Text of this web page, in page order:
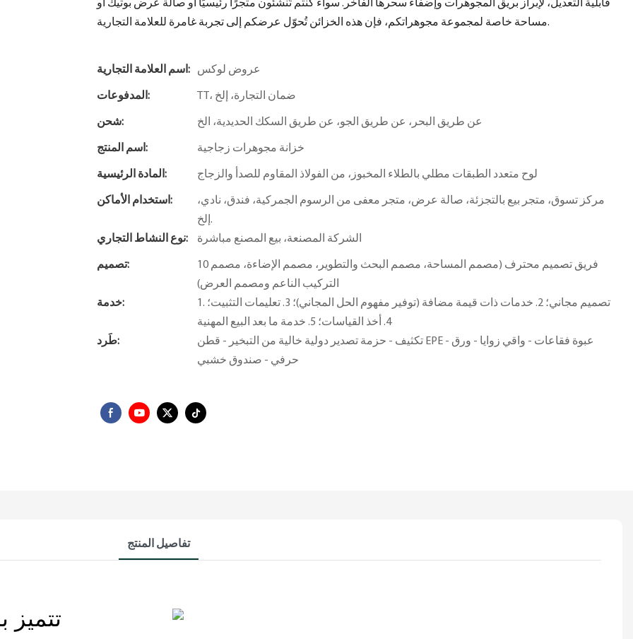
قابلية التعديل، لإبراز بريق المجوهرات وإضفاء سحرها الفاخر. سواءً كنتم تُنشئون متجرًا رئيسيًا أو صالة عرض بوتيك أو
مساحة خاصة لمجموعة مجوهراتكم، فإن هذه الخزائن تُحوّل عرضكم إلى تجربة غامرة للعلامة التجارية.
اسم العلامة التجارية: عروض لوكس
المدفوعات: TT، ضمان التجارة، إلخ
شحن: عن طريق البحر، عن طريق الجو، عن طريق السكك الحديدية، الخ
اسم المنتج: خزانة مجوهرات زجاجية
المادة الرئيسية: لوح متعدد الطبقات مطلي بالطلاء المخبوز، من الفولاذ المقاوم للصدأ والزجاج
استخدام الأماكن:
مركز تسوق، متجر بيع بالتجزئة، صالة عرض، متجر معفى من الرسوم الجمركية، فندق، نادي،
إلخ.
نوع النشاط التجاري:
الشركة المصنعة، بيع المصنع مباشرة
تصميم:
10 فريق تصميم محترف (مصمم المساحة، مصمم البحث والتطوير، مصمم الإضاءة، مصمم
التركيب الناعم ومصمم العرض)
خدمة:
1. تصميم مجاني؛ 2. خدمات ذات قيمة مضافة (توفير مفهوم الحل المجاني)؛ 3. تعليمات التثبيت؛
4. أخذ القياسات؛ 5. خدمة ما بعد البيع المهنية
طَرد:
تكثيف - حزمة تصدير دولية خالية من التبخير - قطن EPE - عبوة فقاعات - واقي زوايا - ورق
حرفي - صندوق خشبي
تفاصيل المنتج
تتميز